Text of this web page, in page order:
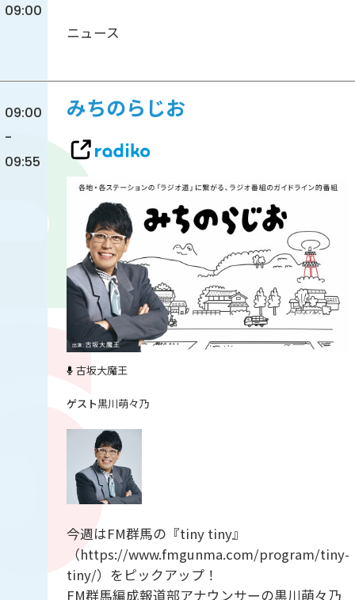
09:00
ニュース
09:00
-
09:55
みちのらじお
古坂大魔王
黒川萌々乃
今週はFM群馬の『tiny tiny』
（https://www.fmgunma.com/program/tiny-
tiny/）をピックアップ！
FM群馬編成報道部アナウンサーの黒川萌々乃